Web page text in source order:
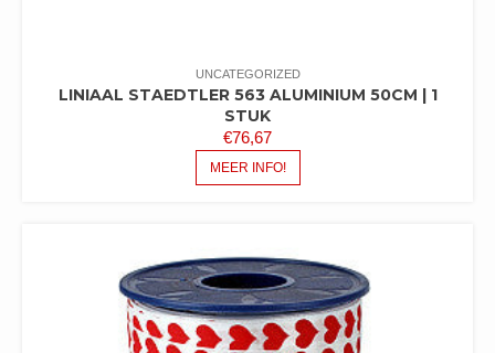
UNCATEGORIZED
LINIAAL STAEDTLER 563 ALUMINIUM 50CM | 1
STUK
€76,67
MEER INFO!